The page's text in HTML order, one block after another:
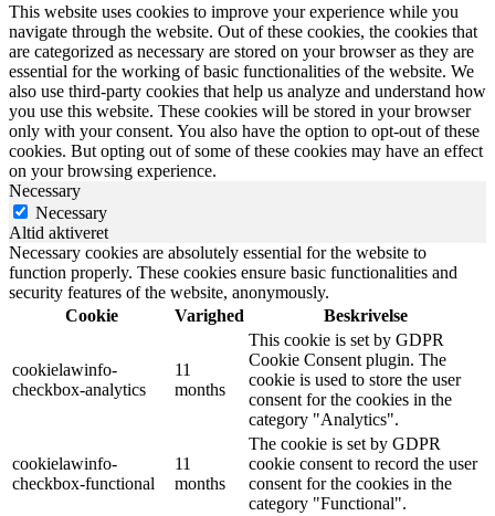
This website uses cookies to improve your experience while you
navigate through the website. Out of these cookies, the cookies that
are categorized as necessary are stored on your browser as they are
essential for the working of basic functionalities of the website. We
also use third-party cookies that help us analyze and understand how
you use this website. These cookies will be stored in your browser
only with your consent. You also have the option to opt-out of these
cookies. But opting out of some of these cookies may have an effect
on your browsing experience.
Necessary
Necessary
Altid aktiveret
Necessary cookies are absolutely essential for the website to
function properly. These cookies ensure basic functionalities and
security features of the website, anonymously.
Cookie
Varighed Beskrivelse
cookielawinfo-
checkbox-analytics
11
months
This cookie is set by GDPR
Cookie Consent plugin. The
cookie is used to store the user
consent for the cookies in the
category "Analytics".
cookielawinfo-
checkbox-functional
11
months
The cookie is set by GDPR
cookie consent to record the user
consent for the cookies in the
category "Functional".